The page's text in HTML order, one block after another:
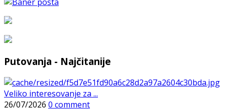
Putovanja - Najčitanije
Veliko interesovanje za ...
26/07/2026 0 comment